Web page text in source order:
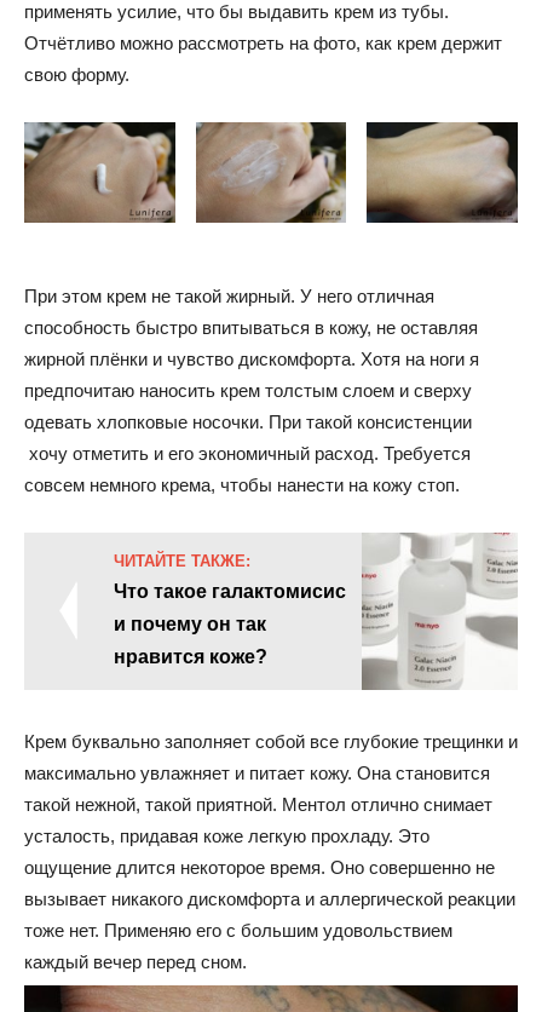
применять усилие, что бы выдавить крем из тубы.
Отчётливо можно рассмотреть на фото, как крем держит
свою форму.
При этом крем не такой жирный. У него отличная
способность быстро впитываться в кожу, не оставляя
жирной плёнки и чувство дискомфорта. Хотя на ноги я
предпочитаю наносить крем толстым слоем и сверху
одевать хлопковые носочки. При такой консистенции
хочу отметить и его экономичный расход. Требуется
совсем немного крема, чтобы нанести на кожу стоп.
ЧИТАЙТЕ ТАКЖЕ:
Что такое галактомисис
и почему он так
нравится коже?
Крем буквально заполняет собой все глубокие трещинки и
максимально увлажняет и питает кожу. Она становится
такой нежной, такой приятной. Ментол отлично снимает
усталость, придавая коже легкую прохладу. Это
ощущение длится некоторое время. Оно совершенно не
вызывает никакого дискомфорта и аллергической реакции
тоже нет. Применяю его с большим удовольствием
каждый вечер перед сном.